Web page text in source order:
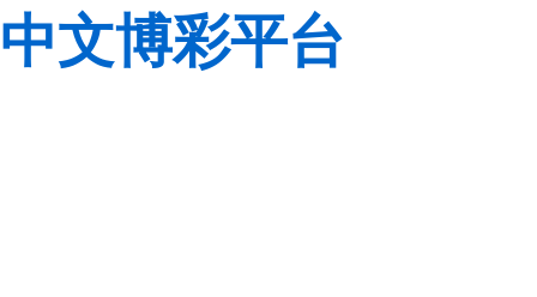
中文博彩平台